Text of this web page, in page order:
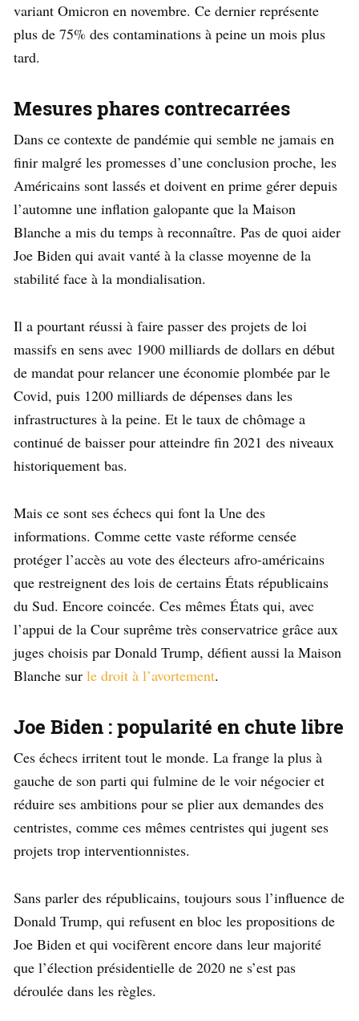
variant Omicron en novembre. Ce dernier représente
plus de 75% des contaminations à peine un mois plus
tard.
Mesures phares contrecarrées
Dans ce contexte de pandémie qui semble ne jamais en
finir malgré les promesses d’une conclusion proche, les
Américains sont lassés et doivent en prime gérer depuis
l’automne une inflation galopante que la Maison
Blanche a mis du temps à reconnaître. Pas de quoi aider
Joe Biden qui avait vanté à la classe moyenne de la
stabilité face à la mondialisation.
Il a pourtant réussi à faire passer des projets de loi
massifs en sens avec 1900 milliards de dollars en début
de mandat pour relancer une économie plombée par le
Covid, puis 1200 milliards de dépenses dans les
infrastructures à la peine. Et le taux de chômage a
continué de baisser pour atteindre fin 2021 des niveaux
historiquement bas.
Mais ce sont ses échecs qui font la Une des
informations. Comme cette vaste réforme censée
protéger l’accès au vote des électeurs afro-américains
que restreignent des lois de certains États républicains
du Sud. Encore coincée. Ces mêmes États qui, avec
l’appui de la Cour suprême très conservatrice grâce aux
juges choisis par Donald Trump, défient aussi la Maison
Blanche sur le droit à l’avortement.
Joe Biden : popularité en chute libre
Ces échecs irritent tout le monde. La frange la plus à
gauche de son parti qui fulmine de le voir négocier et
réduire ses ambitions pour se plier aux demandes des
centristes, comme ces mêmes centristes qui jugent ses
projets trop interventionnistes.
Sans parler des républicains, toujours sous l’influence de
Donald Trump, qui refusent en bloc les propositions de
Joe Biden et qui vocifèrent encore dans leur majorité
que l’élection présidentielle de 2020 ne s’est pas
déroulée dans les règles.